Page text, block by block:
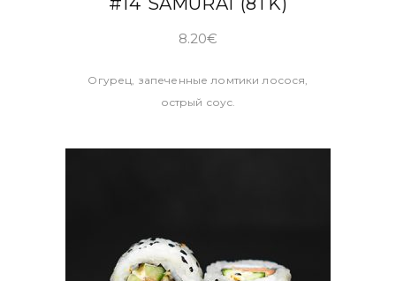
8.20€
Огурец, запеченные ломтики лосося,
острый соус.